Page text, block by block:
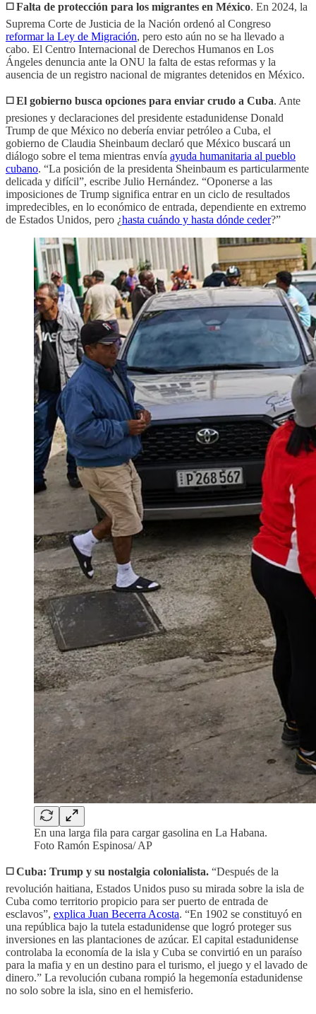
◻️ Falta de protección para los migrantes en México. En 2024, la
Suprema Corte de Justicia de la Nación ordenó al Congreso
reformar la Ley de Migración, pero esto aún no se ha llevado a
cabo. El Centro Internacional de Derechos Humanos en Los
Ángeles denuncia ante la ONU la falta de estas reformas y la
ausencia de un registro nacional de migrantes detenidos en México.
◻️ El gobierno busca opciones para enviar crudo a Cuba. Ante
presiones y declaraciones del presidente estadunidense Donald
Trump de que México no debería enviar petróleo a Cuba, el
gobierno de Claudia Sheinbaum declaró que México buscará un
diálogo sobre el tema mientras envía ayuda humanitaria al pueblo
cubano. “La posición de la presidenta Sheinbaum es particularmente
delicada y difícil”, escribe Julio Hernández. “Oponerse a las
imposiciones de Trump significa entrar en un ciclo de resultados
impredecibles, en lo económico de entrada, dependiente en extremo
de Estados Unidos, pero ¿hasta cuándo y hasta dónde ceder?”
En una larga fila para cargar gasolina en La Habana.
Foto Ramón Espinosa/ AP
◻️ Cuba: Trump y su nostalgia colonialista. “Después de la
revolución haitiana, Estados Unidos puso su mirada sobre la isla de
Cuba como territorio propicio para ser puerto de entrada de
esclavos”, explica Juan Becerra Acosta. “En 1902 se constituyó en
una república bajo la tutela estadunidense que logró proteger sus
inversiones en las plantaciones de azúcar. El capital estadunidense
controlaba la economía de la isla y Cuba se convirtió en un paraíso
para la mafia y en un destino para el turismo, el juego y el lavado de
dinero.” La revolución cubana rompió la hegemonía estadunidense
no solo sobre la isla, sino en el hemisferio.